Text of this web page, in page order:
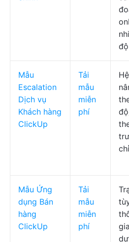
Mẫu
Escalation
Dịch vụ
Khách hàng
ClickUp
Tải
mẫu
miễn
phí
Mẫu Ứng
dụng Bán
hàng
ClickUp
Tải
mẫu
miễn
phí